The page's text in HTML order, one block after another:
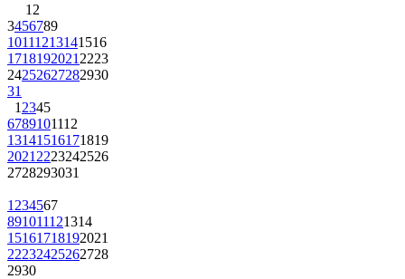
1 2
3456789
10111213141516
1718192021 2223
24252627282930
31
1 2345
6789101112
13141516171819
2021 2223242526
2728293031
1 234567
891011121314
15161718192021
22232425262728
2930